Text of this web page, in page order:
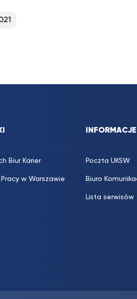
Biur Karier
w Warszawie
INFORMACJE
Poczta UKSW
Biuro
Lista serwisów